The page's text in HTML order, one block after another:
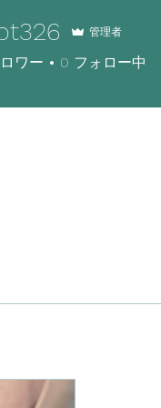
管理者
ワー 0 フォロー中